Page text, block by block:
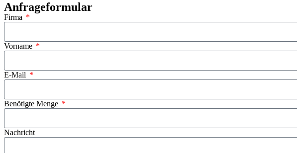
Anfrageformular
Firma
Vorname
E-Mail
Benötigte Menge
Nachricht